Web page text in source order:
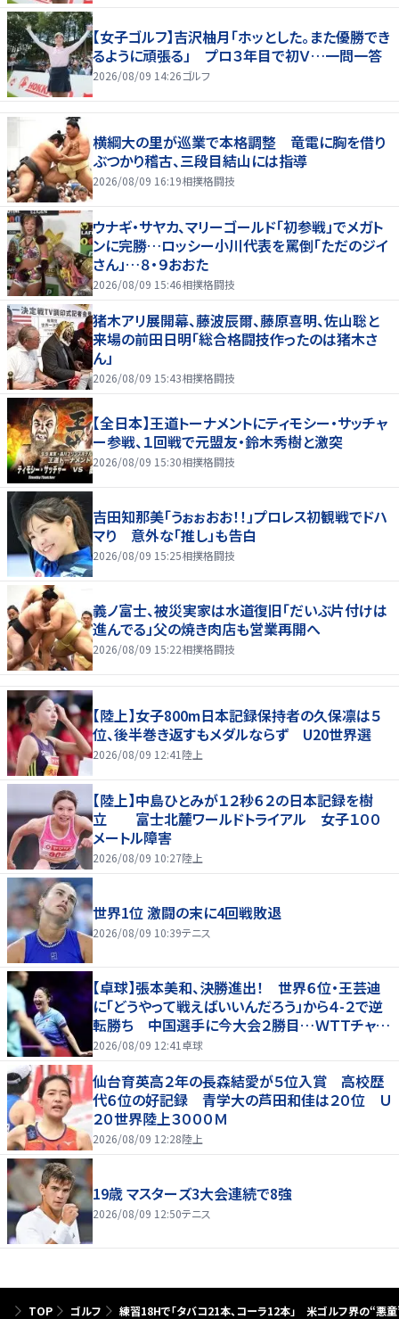
【女子ゴルフ】吉沢柚月「ホッとした。また優勝でき
るように頑張る」 プロ３年目で初Ｖ…一問一答
2026/08/09 14:26ゴルフ
横綱大の里が巡業で本格調整 竜電に胸を借り
ぶつかり稽古、三段目結山には指導
2026/08/09 16:19相撲格闘技
ウナギ・サヤカ、マリーゴールド「初参戦」でメガト
ンに完勝…ロッシー小川代表を罵倒「ただのジイ
さん」…８・９おおた
2026/08/09 15:46相撲格闘技
猪木アリ展開幕、藤波辰爾、藤原喜明、佐山聡と
来場の前田日明「総合格闘技作ったのは猪木さ
ん」
2026/08/09 15:43相撲格闘技
【全日本】王道トーナメントにティモシー・サッチャ
ー参戦、１回戦で元盟友・鈴木秀樹と激突
2026/08/09 15:30相撲格闘技
吉田知那美「うぉぉおお！！」プロレス初観戦でドハ
マり 意外な「推し」も告白
2026/08/09 15:25相撲格闘技
義ノ富士、被災実家は水道復旧「だいぶ片付けは
進んでる」父の焼き肉店も営業再開へ
2026/08/09 15:22相撲格闘技
【陸上】女子800m日本記録保持者の久保凛は５
位、後半巻き返すもメダルならず U20世界選
2026/08/09 12:41 陸上
【陸上】中島ひとみが１２秒６２の日本記録を樹
立 富士北麓ワールドトライアル 女子１００
メートル障害
2026/08/09 10:27陸上
世界1位 激闘の末に4回戦敗退
2026/08/09 10:39テニス
【卓球】張本美和、決勝進出！ 世界６位・王芸迪
に「どうやって戦えばいいんだろう」から４-２で逆
転勝ち 中国選手に今大会２勝目…ＷＴＴチャン
ピオンズ横浜
2026/08/09 12:41 卓球
仙台育英高２年の長森結愛が５位入賞 高校歴
代６位の好記録 青学大の芦田和佳は２０位 Ｕ
２０世界陸上３０００Ｍ
2026/08/09 12:28陸上
19歳 マスターズ3大会連続で8強
2026/08/09 12:50テニス
TOP ゴルフ 練習18Hで「タバコ21本、コーラ12本」 米ゴルフ界の“悪